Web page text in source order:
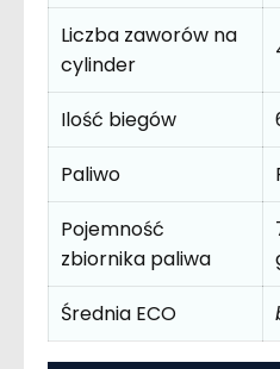
Liczba zaworów na
cylinder
Ilość biegów
Paliwo
Pojemność
zbiornika paliwa
Średnia ECO